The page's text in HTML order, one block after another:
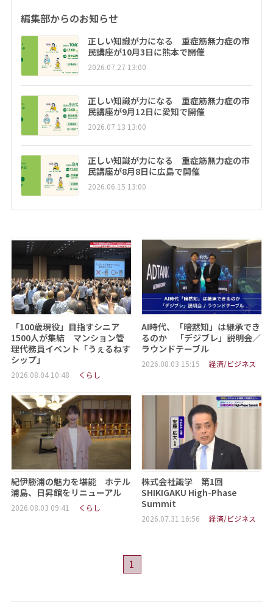
編集部からのお知らせ
正しい知識が力になる 重症筋無力症の市
民講座が10月3日に熊本で開催
2026.07.27 13:00
正しい知識が力になる 重症筋無力症の市
民講座が9月12日に愛知で開催
2026.07.13 13:00
正しい知識が力になる 重症筋無力症の市
民講座が8月8日に広島で開催
2026.06.15 13:00
「100歳現役」目指すシニア
1500人が集結 マンション管
理代務員イベント「うぇるねす
シップ」
2026.08.04 10:48 くらし
AI時代、「暗黙知」は継承でき
るのか 「デジブレ」説明会／
ラウンドテーブル
2026.08.03 15:15 経済/ビジネス
紀伊勝浦の魅力を堪能 ホテル
浦島、日昇館をリニューアル
2026.08.03 09:41 くらし
株式会社識学 第1回
SHIKIGAKU High-Phase
Summit
2026.07.31 16:56 経済/ビジネス
1